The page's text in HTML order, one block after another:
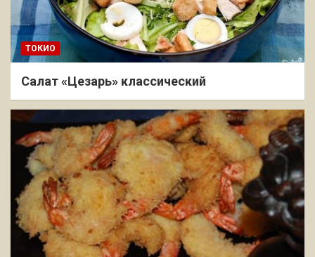
ТОКИО
Салат «Цезарь» классический